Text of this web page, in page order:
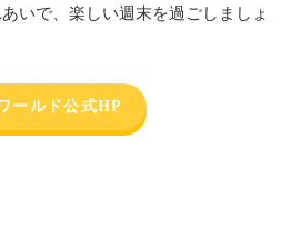
いで、楽しい週末を過ごしましょ
ールド公式HP